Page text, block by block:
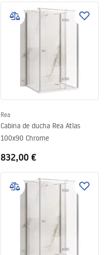
Rea
Cabina de ducha Rea Atlas
100x90 Chrome
832,00 €